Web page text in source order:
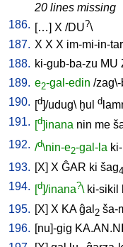
20 lines missing
186. […] X /DU?\
187. X X X im-mi-in-tar
188. ki-gub-ba-zu MU
189. e2-gal-edin /zag\-
190. [d]/udug\ ḫul d
191. [d]inana nin me
192. /d\nin-e2-gal-la
193. [X] X ĜAR ki šag4
194. [d]/inana?\ ki-sikil
195. [X] X KA ĝal 2 ša-
196. [nu]-gig